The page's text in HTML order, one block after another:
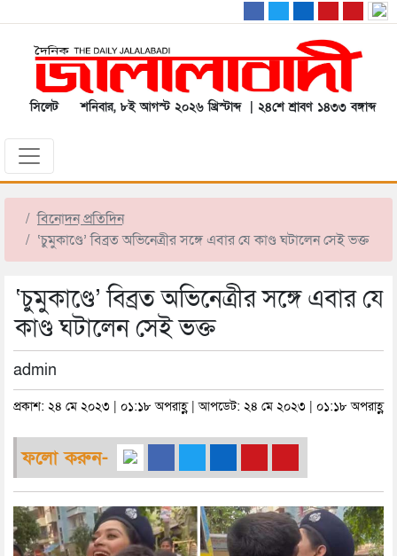
সিলেট শনিবার, ৮ই আগস্ট ২০২৬ খ্রিস্টাব্দ | ২৪শে শ্রাবণ ১৪৩৩ বঙ্গাব্দ
বিনোদন প্রতিদিন
‘চুমুকাণ্ডে’ বিব্রত অভিনেত্রীর সঙ্গে এবার যে কাণ্ড ঘটালেন সেই ভক্ত
‘চুমুকাণ্ডে’ বিব্রত অভিনেত্রীর সঙ্গে এবার যে
কাণ্ড ঘটালেন সেই ভক্ত
admin
প্রকাশ: ২৪ মে ২০২৩ | ০১:১৮ অপরাহ্ণ | আপডেট: ২৪ মে ২০২৩ | ০১:১৮ অপরাহ্ণ
ফলো করুন-